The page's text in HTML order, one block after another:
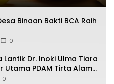
Binaan Bakti BCA Raih
0
Lantik Dr. Inoki Ulma Tiara
Utama PDAM Tirta Alami
Pelayanan Prima dan
0